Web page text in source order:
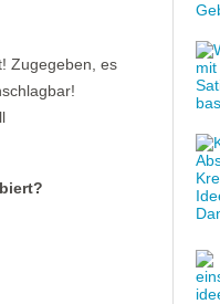
Zugegeben, es